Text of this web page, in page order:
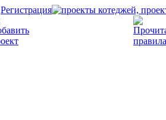
Регистрация